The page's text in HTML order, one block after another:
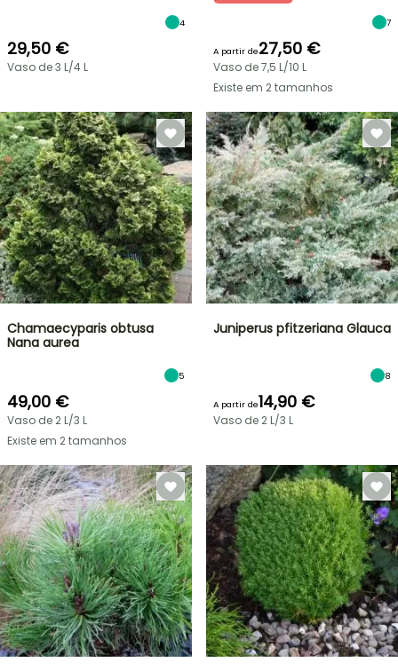
4
29,50 €
Vaso de 3 L/4 L
7
A partir de27,50 €
Vaso de 7,5 L/10 L
Existe em 2 tamanhos
Chamaecyparis obtusa
Nana aurea
5
49,00 €
Vaso de 2 L/3 L
Existe em 2 tamanhos
Juniperus pfitzeriana Glauca
8
A partir de14,90 €
Vaso de 2 L/3 L